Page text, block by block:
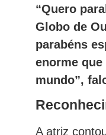
“Quero
Globo de
parabéns
enorme
mundo”,
A atriz